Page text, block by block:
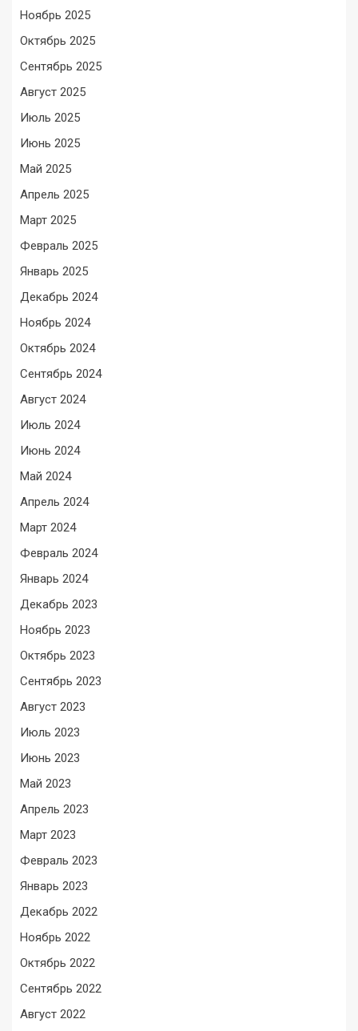
Ноябрь 2025
Октябрь 2025
Сентябрь 2025
Август 2025
Июль 2025
Июнь 2025
Май 2025
Апрель 2025
Март 2025
Февраль 2025
Январь 2025
Декабрь 2024
Ноябрь 2024
Октябрь 2024
Сентябрь 2024
Август 2024
Июль 2024
Июнь 2024
Май 2024
Апрель 2024
Март 2024
Февраль 2024
Январь 2024
Декабрь 2023
Ноябрь 2023
Октябрь 2023
Сентябрь 2023
Август 2023
Июль 2023
Июнь 2023
Май 2023
Апрель 2023
Март 2023
Февраль 2023
Январь 2023
Декабрь 2022
Ноябрь 2022
Октябрь 2022
Сентябрь 2022
Август 2022